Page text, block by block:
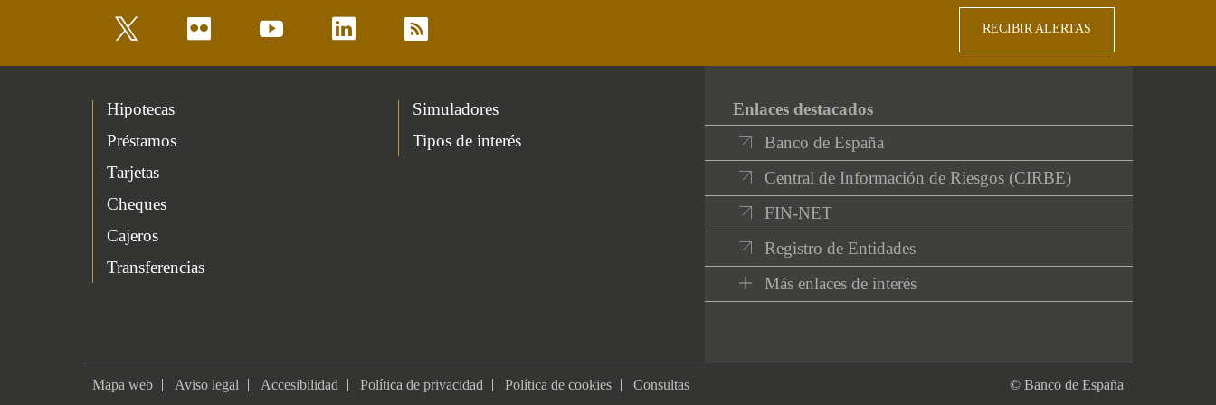
youtube RECIBIR ALERTAS
Hipotecas
Préstamos
Tarjetas
Cheques
Cajeros
Transferencias
Simuladores
Tipos de interés
Enlaces destacados
Banco de España
Central de Información de Riesgos (CIRBE)
FIN-NET
Registro de Entidades
Más enlaces de interés
Mapa web Aviso legal Accesibilidad Política de privacidad Política de cookies Consultas © Banco de España